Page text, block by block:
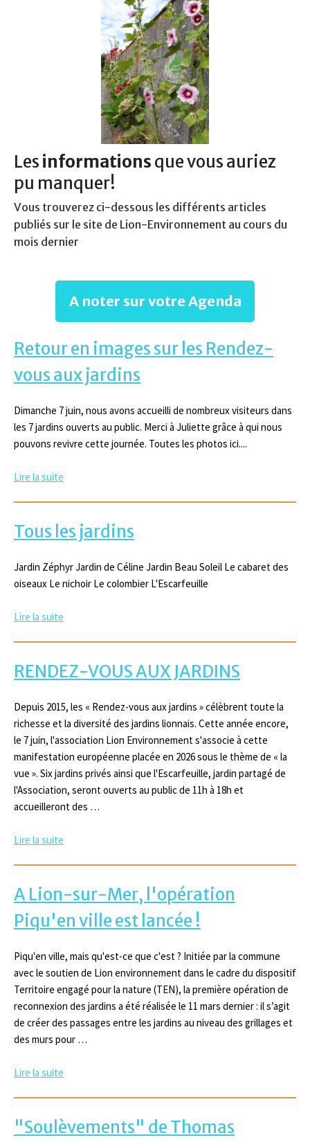
Lesinformationsque vous auriez
pu manquer!
Vous trouverez ci-dessous les différents articles
publiés sur le site de Lion-Environnement au cours du
mois dernier
A noter sur votre Agenda
Retour en images sur les Rendez-
vous aux jardins
Dimanche 7 juin, nous avons accueilli de nombreux visiteurs dans
les 7 jardins ouverts au public. Merci à Juliette grâce à qui nous
pouvons revivre cette journée. Toutes les photos ici....
Lire la suite
Tous les jardins
Jardin Zéphyr Jardin de Céline Jardin Beau Soleil Le cabaret des
oiseaux Le nichoir Le colombier L'Escarfeuille
Lire la suite
RENDEZ-VOUS AUX JARDINS
Depuis 2015, les « Rendez-vous aux jardins » célèbrent toute la
richesse et la diversité des jardins lionnais. Cette année encore,
le 7 juin, l'association Lion Environnement s'associe à cette
manifestation européenne placée en 2026 sous le thème de « la
vue ». Six jardins privés ainsi que l'Escarfeuille, jardin partagé de
l'Association, seront ouverts au public de 11h à 18h et
accueilleront des …
Lire la suite
A Lion-sur-Mer, l'opération
Piqu'en ville est lancée !
Piqu'en ville, mais qu'est-ce que c'est ? Initiée par la commune
avec le soutien de Lion environnement dans le cadre du dispositif
Territoire engagé pour la nature (TEN), la première opération de
reconnexion des jardins a été réalisée le 11 mars dernier : il s’agit
de créer des passages entre les jardins au niveau des grillages et
des murs pour …
Lire la suite
"Soulèvements" de Thomas